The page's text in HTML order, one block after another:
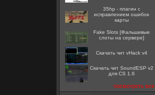
35hp - плагин с
исправлением ошибок
карты
Fake Slots [Фальшивые
слоты на сервере]
Скачать чит vHack v4
Скачать чит SoundESP v2
для CS 1.6
посмотреть все